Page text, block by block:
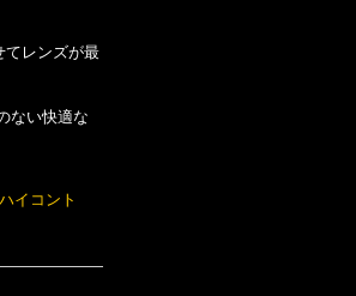
てレンズが最
ない快適な
イコント